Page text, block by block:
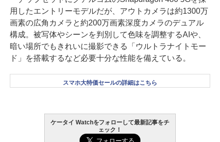
用したエントリーモデルだが、アウトカメラは約1300万
画素の広角カメラと約200万画素深度カメラのデュアル
構成。被写体やシーンを判別して色味を調整するAIや、
暗い場所でもきれいに撮影できる「ウルトラナイトモー
ド」を搭載するなど必要十分な性能を備えている。
スマホ大特価セールの詳細はこちら
ケータイ Watchをフォローして最新記事をチ
ェック！